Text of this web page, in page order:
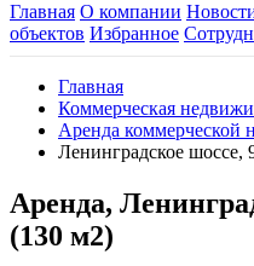
Главная О компании
объектов Избранное
Главная
Коммерческая
Аренда коммерческой
Ленинградское шоссе,
Аренда,
(130 м2)